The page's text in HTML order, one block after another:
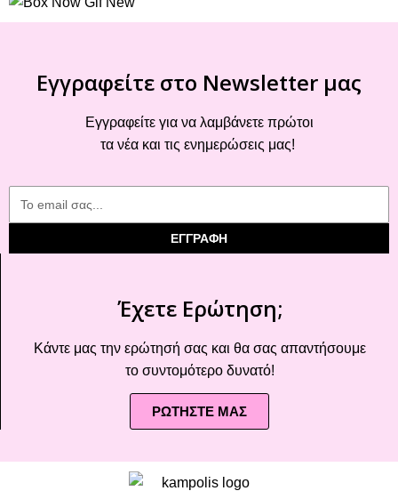
Εγγραφείτε στο Newsletter μας
Εγγραφείτε για να λαμβάνετε πρώτοι
τα νέα και τις ενημερώσεις μας!
ΕΓΓΡΑΦΗ
Έχετε Ερώτηση;
Κάντε μας την ερώτησή σας και θα σας απαντήσουμε
το συντομότερο δυνατό!
ΡΩΤΗΣΤΕ ΜΑΣ